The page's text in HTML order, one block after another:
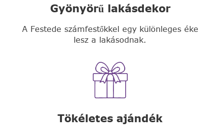
Gyönyörű lakásdekor
A Festede számfestőkkel egy különleges éke
lesz a lakásodnak.
Tökéletes ajándék